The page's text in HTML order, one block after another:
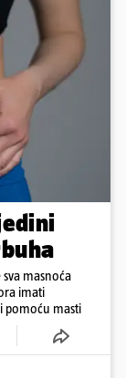
masnoća
imati
pomoću masti